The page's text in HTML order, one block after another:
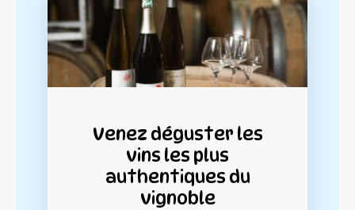
Venez déguster les
vins les plus
authentiques du
vignoble